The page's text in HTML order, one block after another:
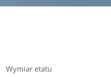
Wymiar etatu